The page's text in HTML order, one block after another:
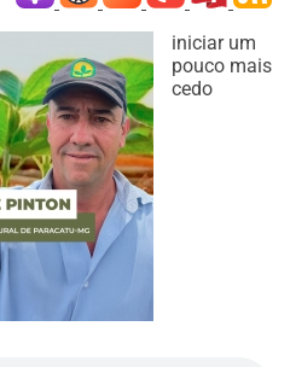
iniciar um
pouco mais
cedo